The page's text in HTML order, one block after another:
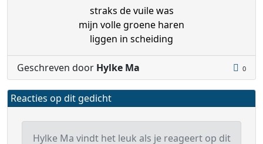
straks de vuile was
mijn volle groene haren
liggen in scheiding
Geschreven door Hylke Ma 0
Reacties op dit gedicht
Hylke Ma vindt het leuk als je reageert op dit